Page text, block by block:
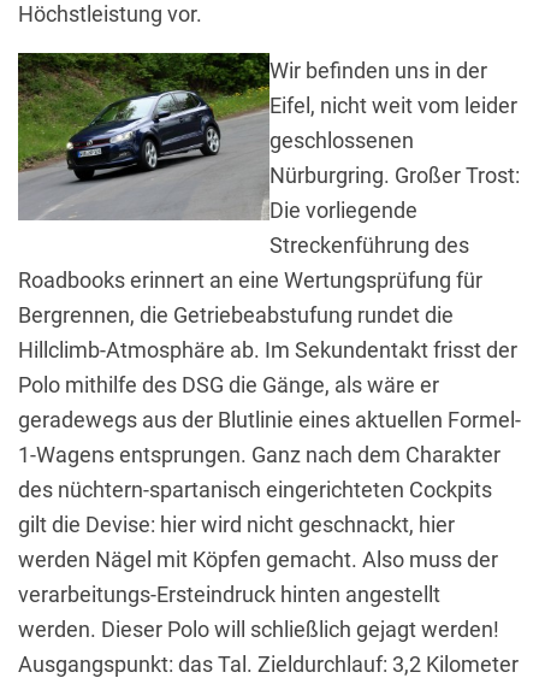
Höchstleistung vor.
Wir befinden uns in der
Eifel, nicht weit vom leider
geschlossenen
Nürburgring. Großer Trost:
Die vorliegende
Streckenführung des
Roadbooks erinnert an eine Wertungsprüfung für
Bergrennen, die Getriebeabstufung rundet die
Hillclimb-Atmosphäre ab. Im Sekundentakt frisst der
Polo mithilfe des DSG die Gänge, als wäre er
geradewegs aus der Blutlinie eines aktuellen Formel-
1-Wagens entsprungen. Ganz nach dem Charakter
des nüchtern-spartanisch eingerichteten Cockpits
gilt die Devise: hier wird nicht geschnackt, hier
werden Nägel mit Köpfen gemacht. Also muss der
verarbeitungs-Ersteindruck hinten angestellt
werden. Dieser Polo will schließlich gejagt werden!
Ausgangspunkt: das Tal. Zieldurchlauf: 3,2 Kilometer